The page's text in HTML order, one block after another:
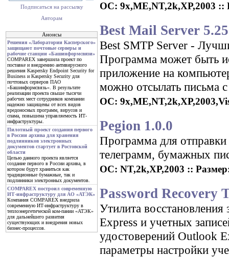
Подписаться на рассылку
Авторам
Анонсы
Решения «Лаборатории Касперского»
защищают почтовые серверы и
рабочие станции «Башинформсвязи»
COMPAREX завершила проект по
поставке и внедрению антивирусного
решения Kaspersky Endpoint Security for
Business и Kaspersky Security для
почтовых серверов ПАО
«Башинформсвязь». В результате
реализации проекта свыше тысячи
рабочих мест сотрудников компании
надежно защищены от всех видов
вредоносных программ, вирусов и
спама, повышена управляемость ИТ-
инфраструктуры.
Пилотный проект создания первого
в России архива для хранения
подлинников электронных
документов стартует в Ростовской
области
Целью данного проекта является
создание первого в России архива, в
котором будут храниться как
традиционные бумажные, так и
подлинники электронных документов.
COMPAREX построил современную
ИТ-инфраструктуру для АО «АТЭК»
Компания COMPAREX внедрила
современную ИТ-инфраструктуру в
теплоэнергетической ком-пании «АТЭК»
для дальнейшего развития
существующих и внедрения новых
бизнес-процессов.
ОС: 9x,ME,NT,2k,XP,2003 ::
Best Mail Server 5.25
Best SMTP Server -
Программа может быть
приложение на
можно отсылать письма
ОС:
Pegion 1.0.0
Программа для
телеграмм, бумажных
ОС: NT,2k,XP,2003 ::
Password Recovery
Утилита
Express и учетных
удостоверений Outlook
параметры настройки